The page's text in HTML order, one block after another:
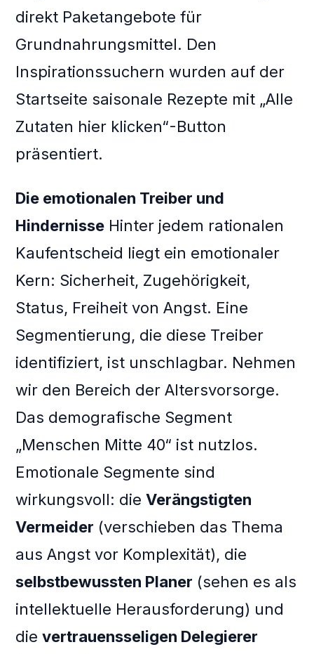
direkt Paketangebote für
Grundnahrungsmittel. Den
Inspirationssuchern wurden auf der
Startseite saisonale Rezepte mit „Alle
Zutaten hier klicken“-Button
präsentiert.
Die emotionalen Treiber und
Hindernisse Hinter jedem rationalen
Kaufentscheid liegt ein emotionaler
Kern: Sicherheit, Zugehörigkeit,
Status, Freiheit von Angst. Eine
Segmentierung, die diese Treiber
identifiziert, ist unschlagbar. Nehmen
wir den Bereich der Altersvorsorge.
Das demografische Segment
„Menschen Mitte 40“ ist nutzlos.
Emotionale Segmente sind
wirkungsvoll: dieVerängstigten
Vermeider (verschieben das Thema
aus Angst vor Komplexität), die
selbstbewussten Planer (sehen es als
intellektuelle Herausforderung) und
dievertrauensseligen Delegierer